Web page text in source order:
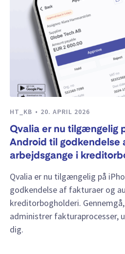
HT_KB 20. APRIL 2026
Qvalia er nu tilgængelig
Android til godkendelse
arbejdsgange i
Qvalia er nu tilgængelig på
godkendelse af fakturaer og
kreditorbogholderi.
administrer fakturaprocesser,
dig.